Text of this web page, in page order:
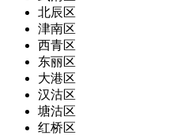
北辰区
津南区
西青区
东丽区
大港区
汉沽区
塘沽区
红桥区